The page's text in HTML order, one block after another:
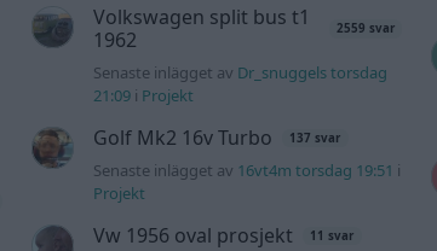
Volkswagen split bus t1
1962
2559 svar
Senaste inlägget av Dr_snuggels torsdag
21:09i Projekt
Golf Mk2 16v Turbo 137 svar
Senaste inlägget av 16vt4m torsdag 19:51 i
Projekt
Vw 1956 oval prosjekt 11 svar